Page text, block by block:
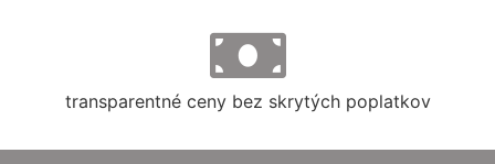
transparentné ceny bez skrytých poplatkov